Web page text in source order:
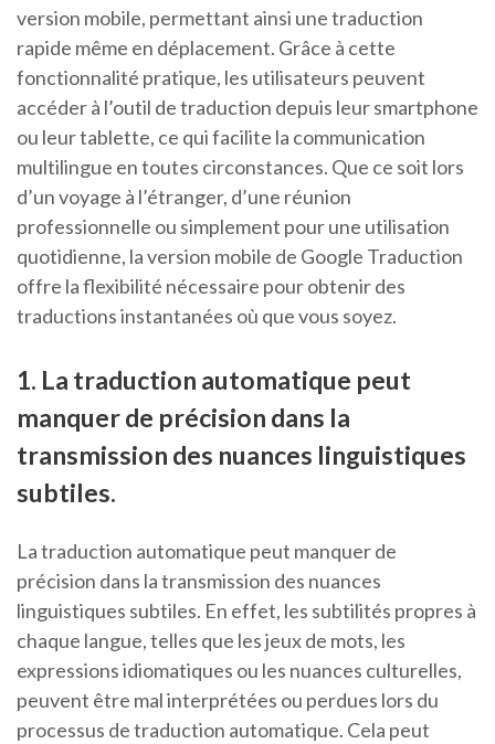
version mobile, permettant ainsi une traduction
rapide même en déplacement. Grâce à cette
fonctionnalité pratique, les utilisateurs peuvent
accéder à l’outil de traduction depuis leur smartphone
ou leur tablette, ce qui facilite la communication
multilingue en toutes circonstances. Que ce soit lors
d’un voyage à l’étranger, d’une réunion
professionnelle ou simplement pour une utilisation
quotidienne, la version mobile de Google Traduction
offre la flexibilité nécessaire pour obtenir des
traductions instantanées où que vous soyez.
1. La traduction automatique peut
manquer de précision dans la
transmission des nuances linguistiques
subtiles.
La traduction automatique peut manquer de
précision dans la transmission des nuances
linguistiques subtiles. En effet, les subtilités propres à
chaque langue, telles que les jeux de mots, les
expressions idiomatiques ou les nuances culturelles,
peuvent être mal interprétées ou perdues lors du
processus de traduction automatique. Cela peut